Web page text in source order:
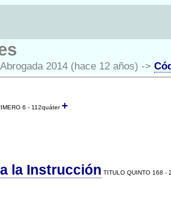
2014 (hace 12 años) ->
6 - 112quáter +
la Instrucción TITULO QUINTO 168 -